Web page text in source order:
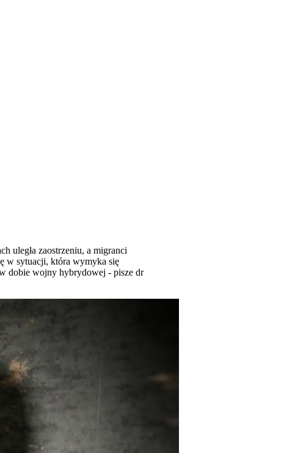
uległa zaostrzeniu, a migranci
w sytuacji, która wymyka się
dobie wojny hybrydowej - pisze dr